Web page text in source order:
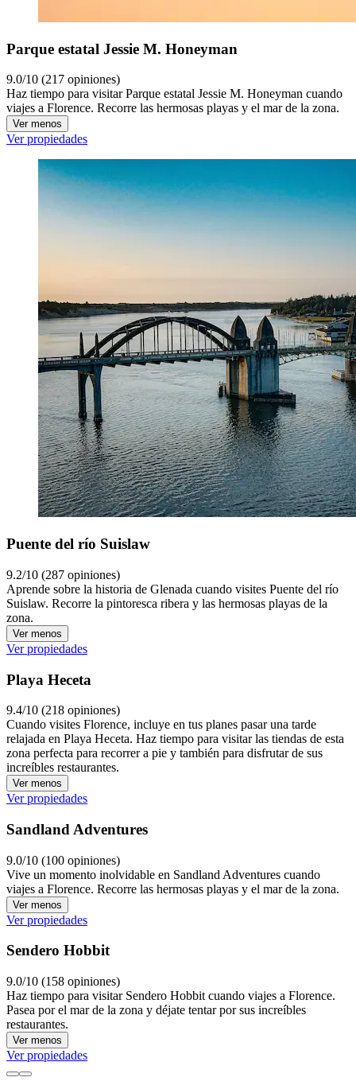
Parque estatal Jessie M. Honeyman
9.0/10 (217 opiniones)
Haz tiempo para visitar Parque estatal Jessie M. Honeyman cuando
viajes a Florence. Recorre las hermosas playas y el mar de la zona.
Ver menos
Ver propiedades
Puente del río Suislaw
9.2/10 (287 opiniones)
Aprende sobre la historia de Glenada cuando visites Puente del río
Suislaw. Recorre la pintoresca ribera y las hermosas playas de la
zona.
Ver menos
Ver propiedades
Playa Heceta
9.4/10 (218 opiniones)
Cuando visites Florence, incluye en tus planes pasar una tarde
relajada en Playa Heceta. Haz tiempo para visitar las tiendas de esta
zona perfecta para recorrer a pie y también para disfrutar de sus
increíbles restaurantes.
Ver menos
Ver propiedades
Sandland Adventures
9.0/10 (100 opiniones)
Vive un momento inolvidable en Sandland Adventures cuando
viajes a Florence. Recorre las hermosas playas y el mar de la zona.
Ver menos
Ver propiedades
Sendero Hobbit
9.0/10 (158 opiniones)
Haz tiempo para visitar Sendero Hobbit cuando viajes a Florence.
Pasea por el mar de la zona y déjate tentar por sus increíbles
restaurantes.
Ver menos
Ver propiedades